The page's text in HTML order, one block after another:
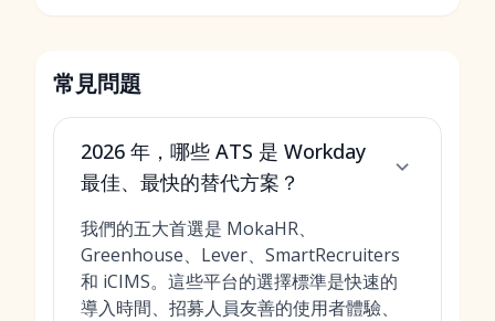
常見問題
2026 年，哪些 ATS 是 Workday
最佳、最快的替代方案？
我們的五大首選是 MokaHR、
Greenhouse、Lever、SmartRecruiters
和 iCIMS。這些平台的選擇標準是快速的
導入時間、招募人員友善的使用者體驗、